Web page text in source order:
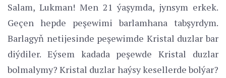
Salam, Lukman! Men 21 ýaşymda, jynsym erkek.
Geçen hepde peşewimi barlamhana tabşyrdym.
Barlagyň netijesinde peşewimde Kristal duzlar bar
diýdiler. Eýsem kadada peşewde Kristal duzlar
bolmalymy? Kristal duzlar haýsy kesellerde bolýar?